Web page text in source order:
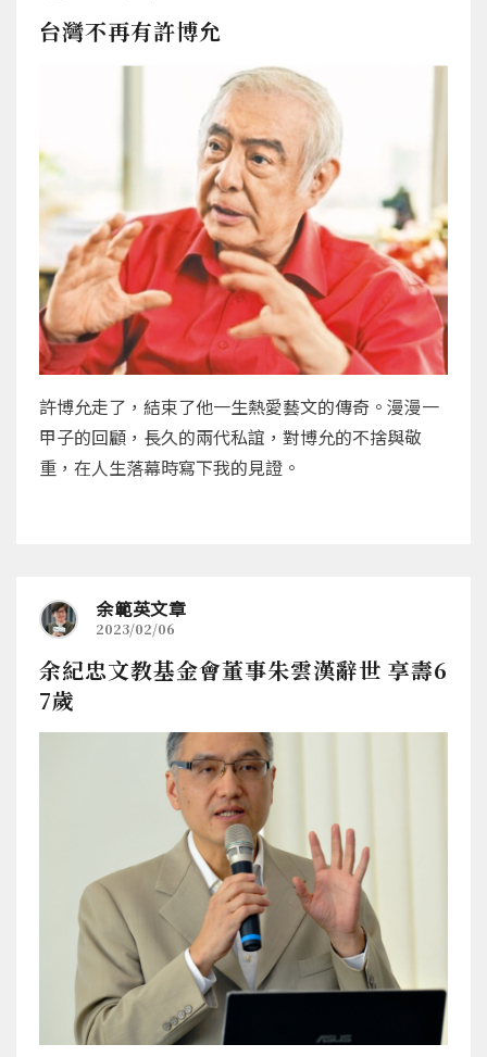
台灣不再有許博允
許博允走了，結束了他一生熱愛藝文的傳奇。漫漫一
甲子的回顧，長久的兩代私誼，對博允的不捨與敬
重，在人生落幕時寫下我的見證。
余範英文章
2023/02/06
余紀忠文教基金會董事朱雲漢辭世 享壽6
7歲